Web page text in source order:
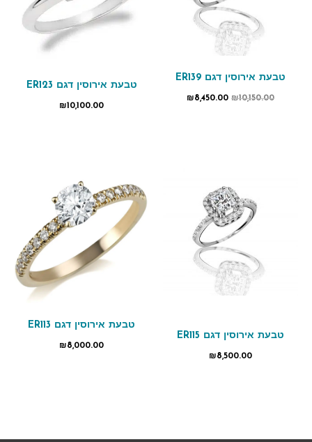
טבעת אירוסין דגם ER139
₪10,150.00
₪8,450.00
טבעת אירוסין דגם ER123
₪ 10,100.00
טבעת אירוסין דגם ER115
₪8,500.00
טבעת אירוסין דגם ER113
₪8,000.00